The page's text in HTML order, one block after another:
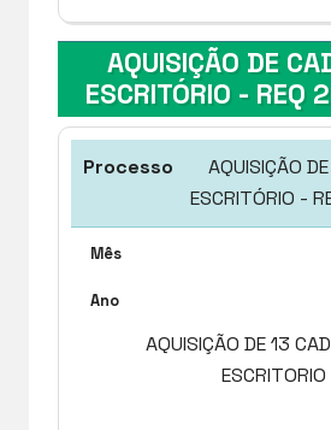
AQUISIÇÃO DE
ESCRITÓRIO -
AQUISIÇÃO
ESCRITÓRIO -
AQUISIÇÃO DE 13
ESCRITORIO